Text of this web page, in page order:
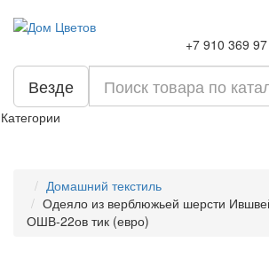
+7 910 369
Везде
Категории
Домашний текстиль
Одеяло из верблюжьей шерсти
ОШВ-22ов тик (евро)